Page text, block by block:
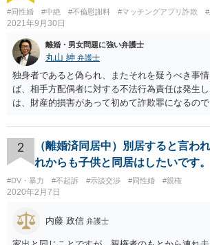
#同性婚 #中絶 #不倫慰謝料 #マッチングアプリ詐欺
2021年9月30日
離婚・男女問題に強い弁護士
丸山 紳 弁護士
独身者であると偽られ、またそれを疑うべき事
ば、相手方配偶者に対する不法行為責任は発生
は、財産的損害があって初めて詐欺罪になるの
であることを知っていれば交際しなかったとい
求が可能です。 LINEなどで、結婚を当然の前
を立証できる場合は、請求は可能と考えます。
2
（離婚済同居中）別居すると言わ
れからも子供と同居はしたいです。
#DV・暴力 #不起訴 #示談交渉 #同性婚 #親権
2020年2月7日
内藤 政信 弁護士